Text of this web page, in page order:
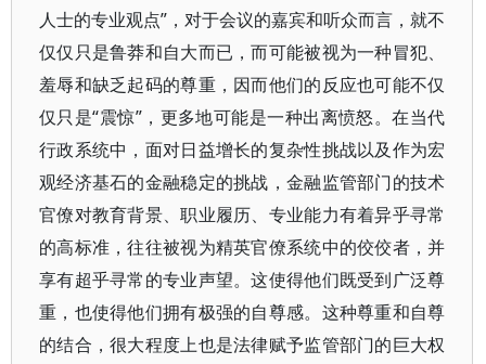
人士的专业观点”，对于会议的嘉宾和听众而言，就不
仅仅只是鲁莽和自大而已，而可能被视为一种冒犯、
羞辱和缺乏起码的尊重，因而他们的反应也可能不仅
仅只是“震惊”，更多地可能是一种出离愤怒。在当代
行政系统中，面对日益增长的复杂性挑战以及作为宏
观经济基石的金融稳定的挑战，金融监管部门的技术
官僚对教育背景、职业履历、专业能力有着异乎寻常
的高标准，往往被视为精英官僚系统中的佼佼者，并
享有超乎寻常的专业声望。这使得他们既受到广泛尊
重，也使得他们拥有极强的自尊感。这种尊重和自尊
的结合，很大程度上也是法律赋予监管部门的巨大权